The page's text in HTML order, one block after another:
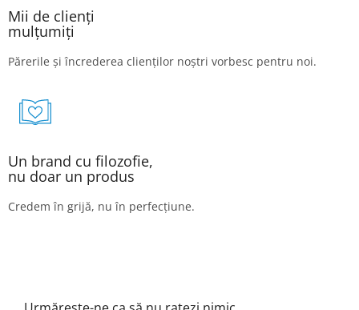
Mii de clienți
mulțumiți
Părerile și încrederea clienților noștri vorbesc pentru noi.
Un brand cu filozofie,
nu doar un produs
Credem în grijă, nu în perfecțiune.